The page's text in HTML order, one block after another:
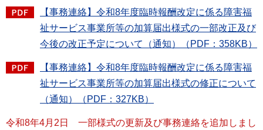
【事務連絡】令和8年度臨時報酬改定に係る障害福
祉サービス事業所等の加算届出様式の一部改正及び
今後の改正予定について（通知）（PDF：358KB）
【事務連絡】令和8年度臨時報酬改定に係る障害福
祉サービス事業所等の加算届出様式の修正について
（通知）（PDF：327KB）
令和8年4月2日 一部様式の更新及び事務連絡を追加しまし